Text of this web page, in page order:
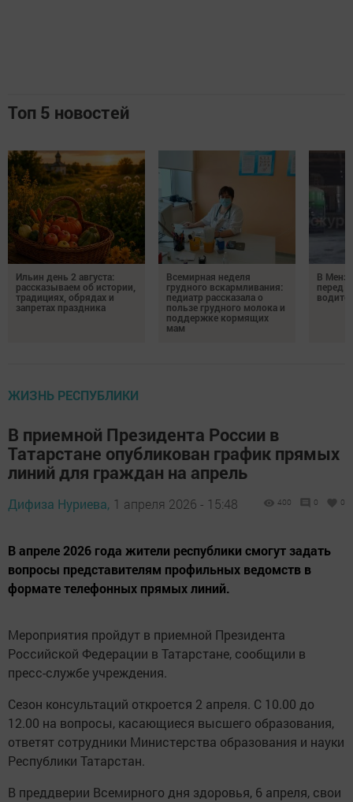
Топ 5 новостей
Ильин день 2 августа:
рассказываем об истории,
традициях, обрядах и
запретах праздника
Всемирная неделя
грудного вскармливания:
педиатр рассказала о
пользе грудного молока и
поддержке кормящих
мам
В
перед
ЖИЗНЬ РЕСПУБЛИКИ
В приемной Президента России в
Татарстане опубликован график прямых
линий для граждан на апрель
Дифиза Нуриева, 1 апреля 2026 - 15:48 400 0 0
В апреле 2026 года жители республики смогут задать
вопросы представителям профильных ведомств в
формате телефонных прямых линий.
Мероприятия пройдут в приемной Президента
Российской Федерации в Татарстане, сообщили в
пресс-службе учреждения.
Сезон консультаций откроется 2 апреля. С 10.00 до
12.00 на вопросы, касающиеся высшего образования,
ответят сотрудники Министерства образования и науки
Республики Татарстан.
В преддверии Всемирного дня здоровья, 6 апреля, свои